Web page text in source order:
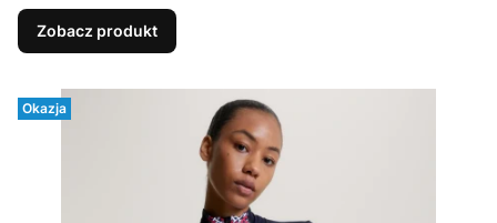
Zobacz produkt
Okazja